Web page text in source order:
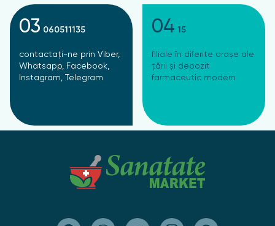
03 060511135
contactați-ne prin Viber,
Whatsapp, Facebook,
Instagram, Telegram
04 15
filiale în diferite orașe ale
țării și depozit
farmaceutic modern